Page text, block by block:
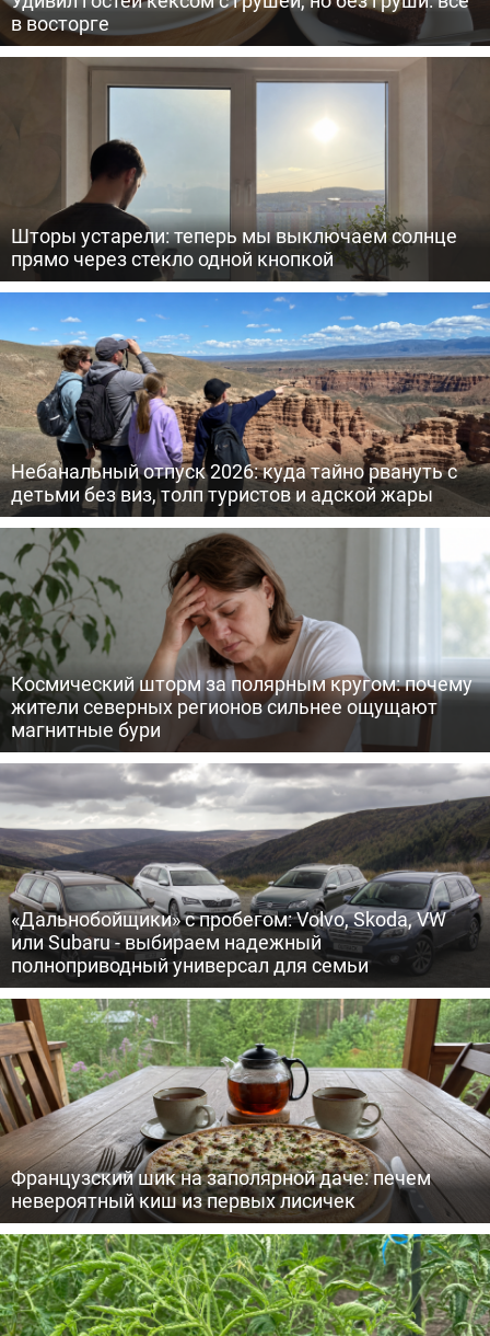
в восторге
Шторы устарели: теперь мы выключаем солнце
прямо через стекло одной кнопкой
Небанальный отпуск 2026: куда тайно рвануть с
детьми без виз, толп туристов и адской жары
Космический шторм за полярным кругом: почему
жители северных регионов сильнее ощущают
магнитные бури
«Дальнобойщики» с пробегом: Volvo, Skoda, VW
или Subaru - выбираем надежный
полноприводный универсал для семьи
Французский шик на заполярной даче: печем
невероятный киш из первых лисичек